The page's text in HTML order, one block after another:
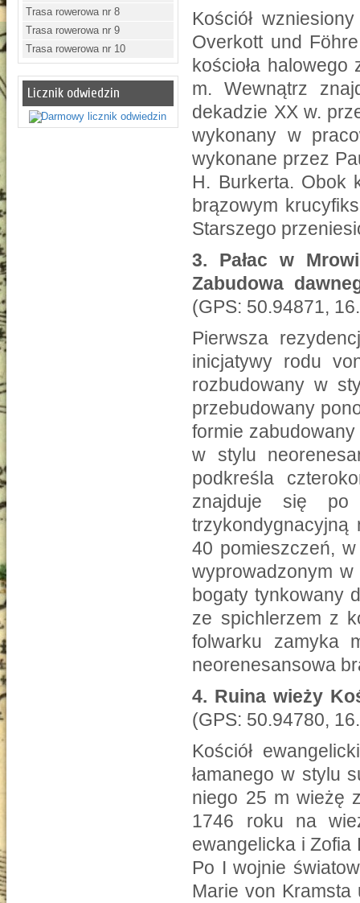
Trasa rowerowa nr 8
Trasa rowerowa nr 9
Trasa rowerowa nr 10
Licznik odwiedzin
Kościół
Overkott und
kościoła
m. Wewnątrz
dekadzie XX w.
wykonany w
wykonane przez
H. Burkerta. Obok
brązowym
Starszego
3.
Pałac w
Zabudowa
(GPS: 50.94871,
Pierwsza
inicjatywy rodu
rozbudowany w
przebudowany
formie zabudowany
w stylu
podkreśla
znajduje się po
40 pomieszczeń,
wyprowadzonym w
bogaty tynkowany
ze spichlerzem z
folwarku zamyka
neorenesansowa
4. Ruina wieży
(GPS: 50.94780,
Kościół
łamanego w stylu
niego 25 m wieżę
1746 roku na
ewangelicka i Zofia
Po I wojnie
Marie von Kramsta